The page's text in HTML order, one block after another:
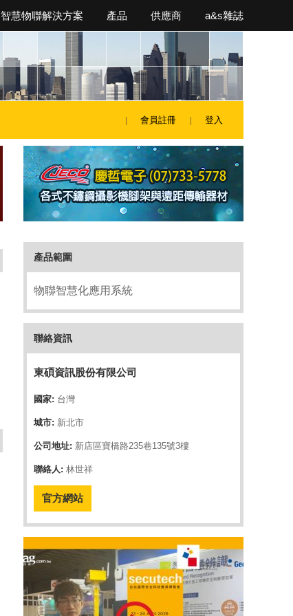
智慧物聯解決方案 產品 供應商 a&s雜誌
會員註冊 登入
產品範圍
物聯智慧化應用系統
聯絡資訊
東碩資訊股份有限公司
國家: 台灣
城市: 新北市
公司地址: 新店區寶橋路235巷135號3樓
聯絡人: 林世祥
官方網站